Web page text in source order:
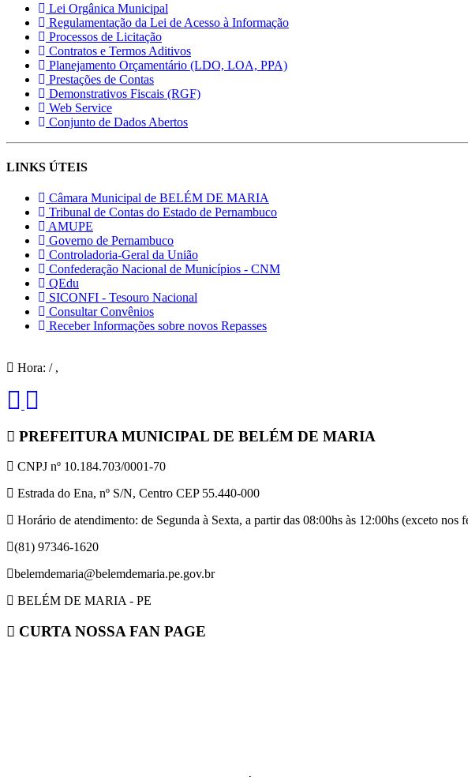
Lei Orgânica Municipal
Regulamentação da Lei de Acesso à Informação
Processos de Licitação
Contratos e Termos Aditivos
Planejamento Orçamentário (LDO, LOA, PPA)
Prestações de Contas
Demonstrativos Fiscais (RGF)
Web Service
Conjunto de Dados Abertos
LINKS ÚTEIS
Câmara Municipal de BELÉM DE MARIA
Tribunal de Contas do Estado de Pernambuco
AMUPE
Governo de Pernambuco
Controladoria-Geral da União
Confederação Nacional de Municípios - CNM
QEdu
SICONFI - Tesouro Nacional
Consultar Convênios
Receber Informações sobre novos Repasses
Hora: / ,
PREFEITURA MUNICIPAL DE BELÉM DE MARIA
CNPJ nº 10.184.703/0001-70
Estrada do Ena, nº S/N, Centro CEP 55.440-000
Horário de atendimento: de Segunda à Sexta, a partir das 08:00hs às 12:00hs (exceto nos
(81) 97346-1620
belemdemaria@belemdemaria.pe.gov.br
BELÉM DE MARIA - PE
CURTA NOSSA FAN PAGE